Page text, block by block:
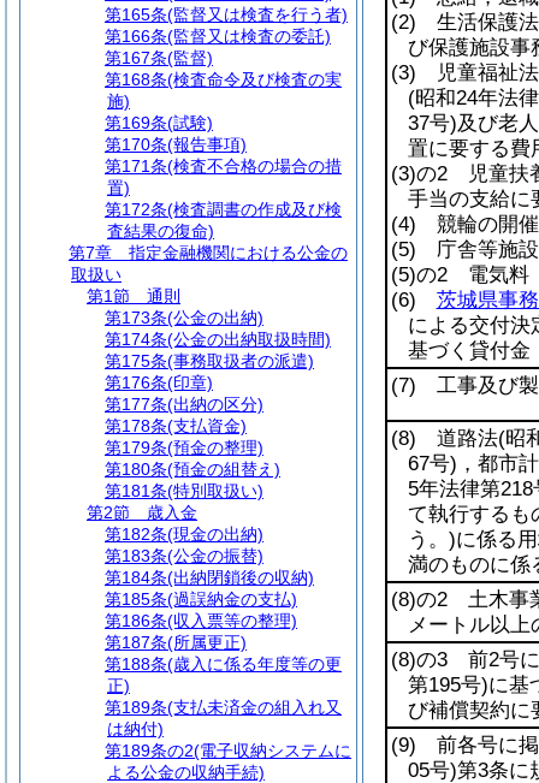
(2) 生活保護法
び保護施設事
(3) 児童福祉法
(昭和24年法
37号)及び老
置に要する費
(3)の2 児童扶
手当の支給に
(4) 競輪の開
(5) 庁舎等施設
(5)の2 電気料
(6)
茨城県事
による交付決
基づく貸付金
(7) 工事及び製
(8) 道路法(昭
67号) ，都市
5年法律第218
て執行するも
う。)に係る
満のものに係
(8)の2 土木事
メートル以上
(8)の3 前2号に
第195号)に基
び補償契約に
(9) 前各号に
05号)第3条に
第165条(監督又は検査を行う者)
第166条(監督又は検査の委託)
第167条(監督)
第168条(検査命令及び検査の実
施)
第169条(試験)
第170条(報告事項)
第171条(検査不合格の場合の措
置)
第172条(検査調書の作成及び検
査結果の復命)
第7章
指定金融機関における公金の
取扱い
第1節
通則
第173条(公金の出納)
第174条(公金の出納取扱時間)
第175条(事務取扱者の派遣)
第176条(印章)
第177条(出納の区分)
第178条(支払資金)
第179条(預金の整理)
第180条(預金の組替え)
第181条(特別取扱い)
第2節
歳入金
第182条(現金の出納)
第183条(公金の振替)
第184条(出納閉鎖後の収納)
第185条(過誤納金の支払)
第186条(収入票等の整理)
第187条(所属更正)
第188条(歳入に係る年度等の更
正)
第189条(支払未済金の組入れ又
は納付)
第189条の2(電子収納システムに
よる公金の収納手続)